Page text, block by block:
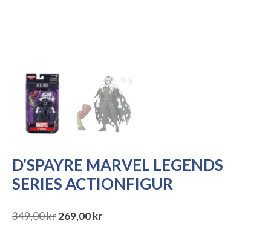
D’SPAYRE MARVEL LEGENDS
SERIES ACTIONFIGUR
349,00kr269,00kr